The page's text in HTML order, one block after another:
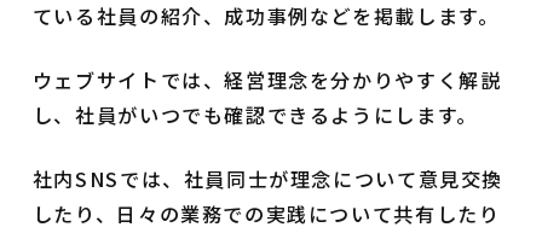
ている社員の紹介、成功事例などを掲載します。
ウェブサイトでは、経営理念を分かりやすく解説
し、社員がいつでも確認できるようにします。
社内SNSでは、社員同士が理念について意見交換
したり、日々の業務での実践について共有したり